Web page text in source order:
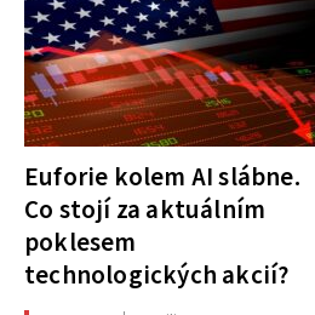
Euforie kolem AI slábne.
Co stojí za aktuálním
poklesem
technologických akcií?